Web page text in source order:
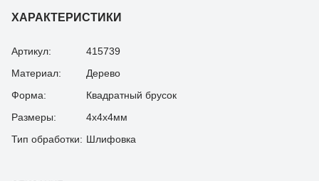
ХАРАКТЕРИСТИКИ
Артикул:
415739
Материал:
Дерево
Форма:
Квадратный брусок
Размеры:
4х4х4мм
Тип обработки: Шлифовка